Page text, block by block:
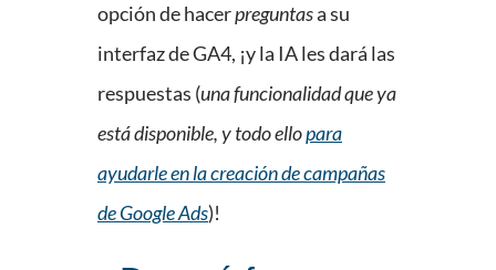
opción de hacerpreguntasa su
interfaz de GA4, ¡y la IA les dará las
respuestas (una funcionalidad que ya
está disponible, y todo ellopara
ayudarle en la creación de campañas
de Google Ads)!